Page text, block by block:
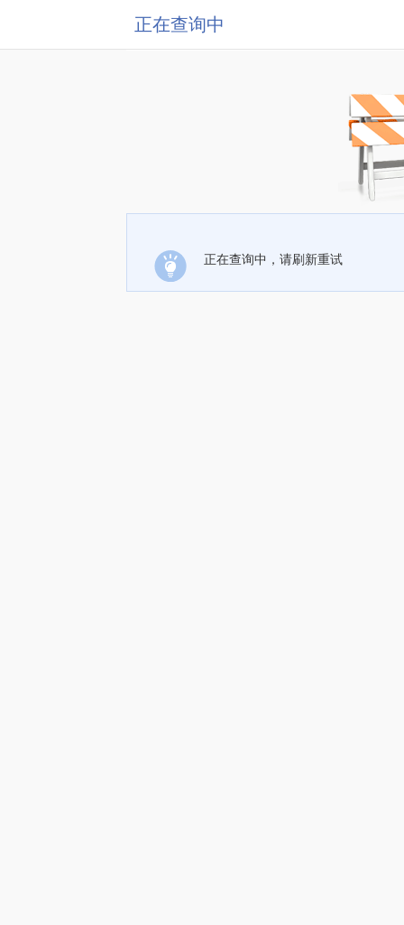
正在查询中
正在查询中，请刷新重试